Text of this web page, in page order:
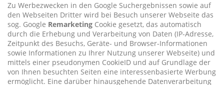
Zu Werbezwecken in den Google Suchergebnissen sowie auf
den Webseiten Dritter wird bei Besuch unserer Webseite das
sog. Google Remarketing Cookie gesetzt, das automatisch
durch die Erhebung und Verarbeitung von Daten (IP-Adresse,
Zeitpunkt des Besuchs, Geräte- und Browser-Informationen
sowie Informationen zu Ihrer Nutzung unserer Webseite) und
mittels einer pseudonymen CookieID und auf Grundlage der
von Ihnen besuchten Seiten eine interessenbasierte Werbung
ermöglicht. Eine darüber hinausgehende Datenverarbeitung